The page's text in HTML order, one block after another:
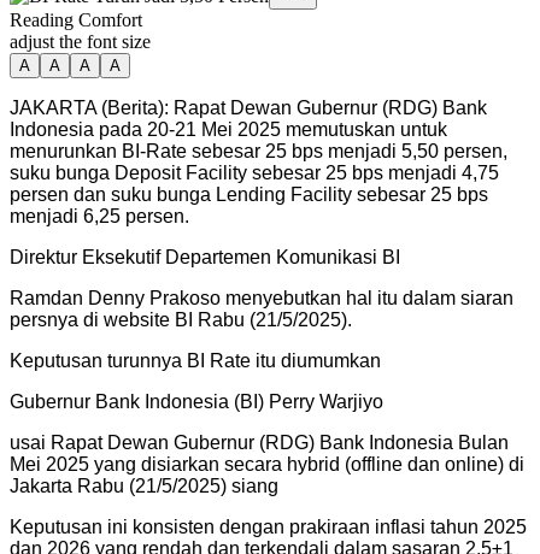
Reading Comfort
adjust the font size
A A A A
JAKARTA (Berita): Rapat Dewan Gubernur (RDG) Bank
Indonesia pada 20-21 Mei 2025 memutuskan untuk
menurunkan BI-Rate sebesar 25 bps menjadi 5,50 persen,
suku bunga Deposit Facility sebesar 25 bps menjadi 4,75
persen dan suku bunga Lending Facility sebesar 25 bps
menjadi 6,25 persen.
Direktur Eksekutif Departemen Komunikasi BI
Ramdan Denny Prakoso menyebutkan hal itu dalam siaran
persnya di website BI Rabu (21/5/2025).
Keputusan turunnya BI Rate itu diumumkan
Gubernur Bank Indonesia (BI) Perry Warjiyo
usai Rapat Dewan Gubernur (RDG) Bank Indonesia Bulan
Mei 2025 yang disiarkan secara hybrid (offline dan online) di
Jakarta Rabu (21/5/2025) siang
Keputusan ini konsisten dengan prakiraan inflasi tahun 2025
dan 2026 yang rendah dan terkendali dalam sasaran 2,5±1